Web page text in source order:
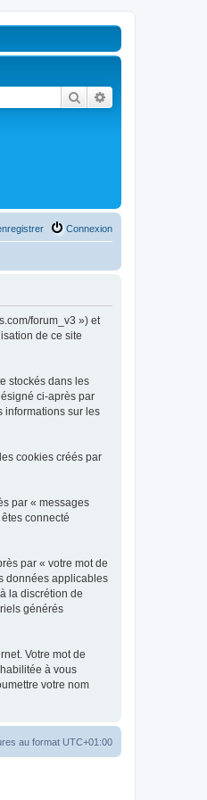
Rechercher
Connexion
forum_v3 ») et
de ce site
stockés dans les
ci-après par
informations sur les
cookies créés par
par « messages
connecté
par « votre mot de
données applicables
la discrétion de
générés
Votre mot de
à vous
votre nom
au format UTC+01:00